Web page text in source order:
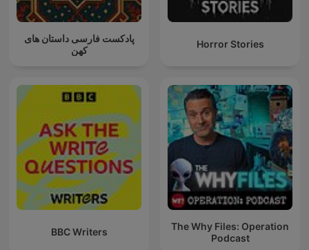
پادکست فارسی داستان های
کهن
Horror Stories
BBC Writers
The Why Files: Operation
Podcast